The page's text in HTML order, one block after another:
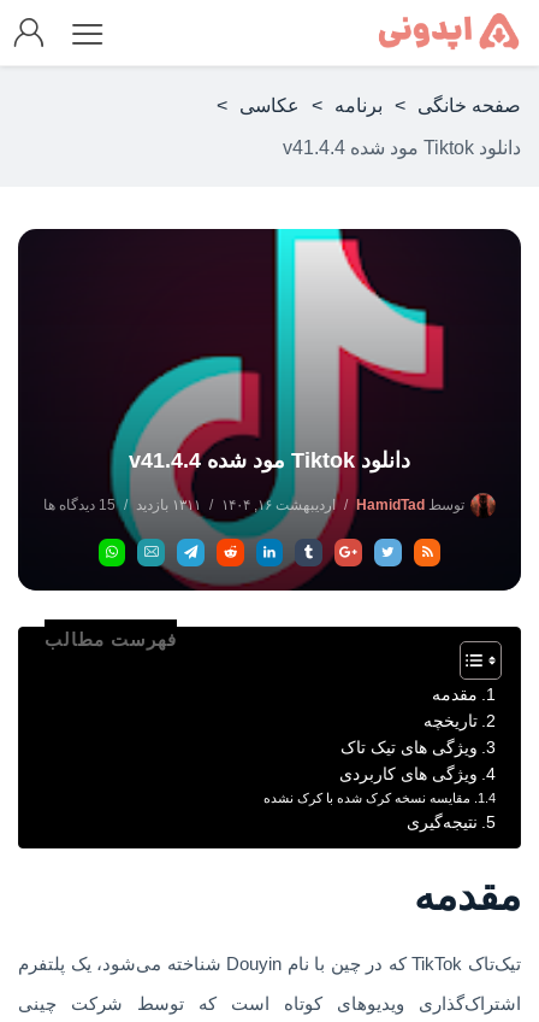
صفحه خانگی > برنامه > عکاسی >
دانلود Tiktok مود شده v41.4.4
دانلود Tiktok مود شده v41.4.4
توسط HamidTad اردیبهشت ۱۶, ۱۴۰۴ ۱۳۱۱ بازدید 15 دیدگاه ها
فهرست مطالب
مقدمه
تاریخچه
ویژگی های تیک تاک
ویژگی های کاربردی
مقایسه نسخه کرک شده با کرک نشده
نتیجه‌گیری
مقدمه
تیک‌تاک TikTok که در چین با نام Douyin شناخته می‌شود، یک پلتفرم
اشتراک‌گذاری ویدیوهای کوتاه است که توسط شرکت چینی